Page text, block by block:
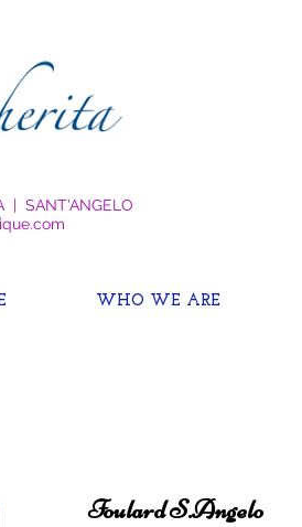
| SANT'ANGELO
WHO WE ARE
Foulard S.Angelo